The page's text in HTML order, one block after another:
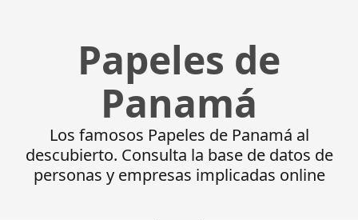
Papeles de
Panamá
Los famosos Papeles de Panamá al
descubierto. Consulta la base de datos de
personas y empresas implicadas online